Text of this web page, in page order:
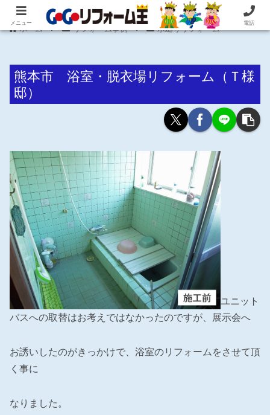
住まいの困ったを即解決！住宅リフォーム専門 株式会社 笠井産業
ホーム リフォーム事例 水廻りリフォーム
熊本市 浴室・脱衣場リフォーム（Ｔ様
邸）
ユニット
バスへの取替はお考えではなかったのですが、展示会へ
お誘いしたのがきっかけで、浴室のリフォームをさせて頂
く事に
なりました。
メニュー 電話